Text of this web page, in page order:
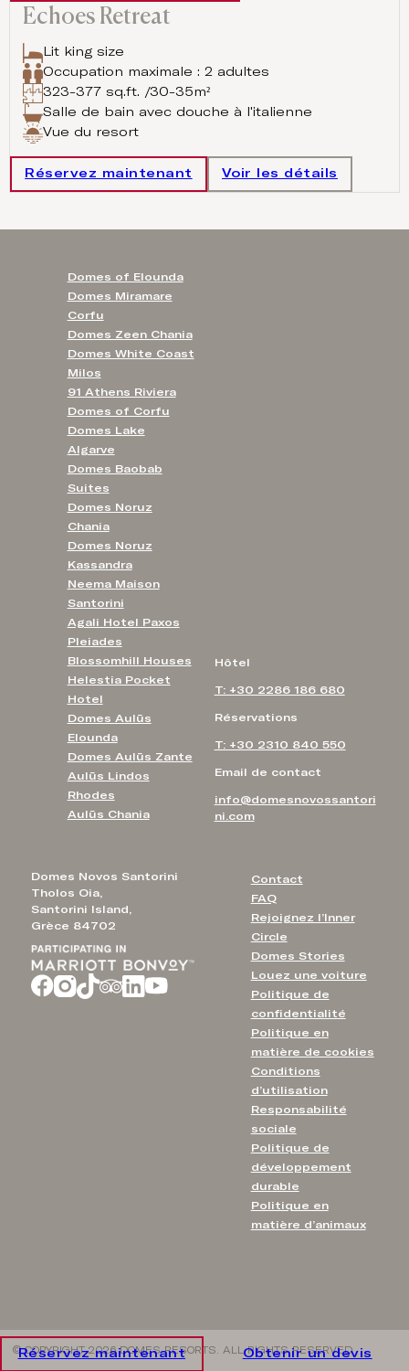
Echoes Retreat
Lit king size
Occupation maximale : 2 adultes
323-377 sq.ft. /30-35m²
Salle de bain avec douche à l'italienne
Vue du resort
Réservez maintenant Voir les détails
Domes Novos Santorini
Tholos Oia,
Santorini Island,
Grèce 84702
Contact
FAQ
Rejoignez l’Inner
Circle
Domes Stories
Louez une voiture
Politique de
confidentialité
Politique en
matière de cookies
Conditions
d’utilisation
Responsabilité
sociale
Politique de
développement
durable
Politique en
matière d’animaux
Hôtel
T: +30 2286 186 680
Réservations
T: +30 2310 840 550
Email de contact
info@domesnovossantori
ni.com
Domes of Elounda
Domes Miramare
Corfu
Domes Zeen Chania
Domes White Coast
Milos
91 Athens Riviera
Domes of Corfu
Domes Lake
Algarve
Domes Baobab
Suites
Domes Noruz
Chania
Domes Noruz
Kassandra
Neema Maison
Santorini
Agali Hotel Paxos
Pleiades
Blossomhill Houses
Helestia Pocket
Hotel
Domes Aulūs
Elounda
Domes Aulūs Zante
Aulūs Lindos
Rhodes
Aulūs Chania
© COPYRIGHT 2026 DOMES RESORTS. ALL RIGHTS RESERVED
Réservez maintenant Obtenir un devis